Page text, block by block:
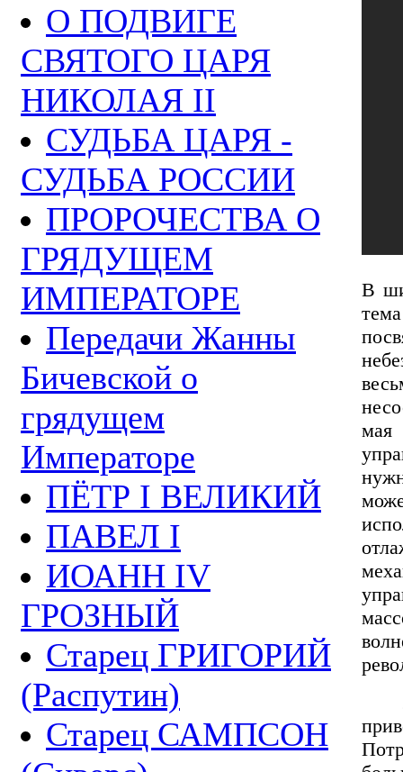
О ПОДВИГЕ
СВЯТОГО ЦАРЯ
НИКОЛАЯ II
СУДЬБА ЦАРЯ -
СУДЬБА РОССИИ
ПРОРОЧЕСТВА О
ГРЯДУЩЕМ
ИМПЕРАТОРЕ
Передачи Жанны
Бичевской о
грядущем
Императоре
ПЁТР I ВЕЛИКИЙ
ПАВЕЛ I
ИОАНН IV
ГРОЗНЫЙ
Старец ГРИГОРИЙ
(Распутин)
Старец САМПСОН
В
мая